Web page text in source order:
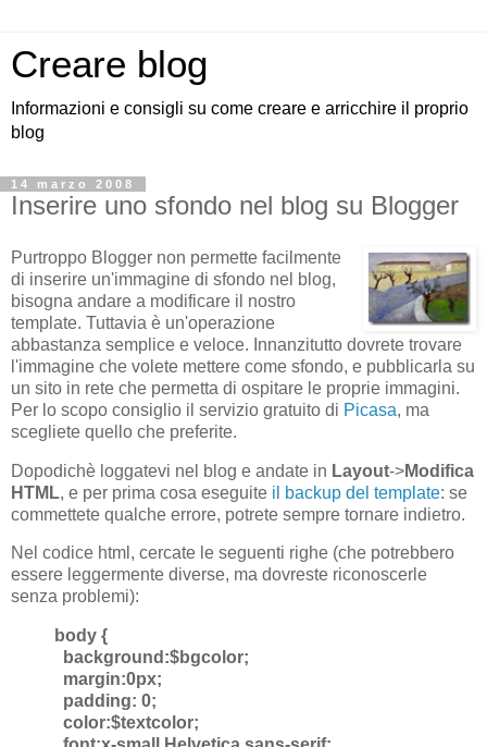
Creare blog
Informazioni e consigli su come creare e arricchire il proprio
blog
14 marzo 2008
Inserire uno sfondo nel blog su Blogger
Purtroppo Blogger non permette facilmente
di inserire un'immagine di sfondo nel blog,
bisogna andare a modificare il nostro
template. Tuttavia è un'operazione
abbastanza semplice e veloce. Innanzitutto dovrete trovare
l'immagine che volete mettere come sfondo, e pubblicarla su
un sito in rete che permetta di ospitare le proprie immagini.
Per lo scopo consiglio il servizio gratuito di Picasa, ma
scegliete quello che preferite.
Dopodichè loggatevi nel blog e andate in Layout->Modifica
HTML, e per prima cosa eseguite il backup del template: se
commettete qualche errore, potrete sempre tornare indietro.
Nel codice html, cercate le seguenti righe (che potrebbero
essere leggermente diverse, ma dovreste riconoscerle
senza problemi):
body {
background:$bgcolor;
margin:0px;
padding: 0;
color:$textcolor;